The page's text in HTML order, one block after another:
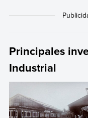
Principales
Industrial